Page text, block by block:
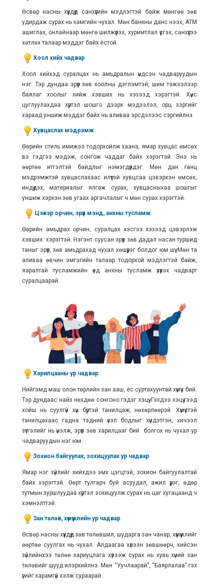
Өсвөр насны хүүхдүүд санхүүгийн мэдлэгтэй байж мөнгөө зөв
удирдаж сурах нь хамгийн чухал. Мөн банкны данс нээх, АТМ
ашиглах, онлайнаар мөнгө шилжүүлэх, хуримтлал үүсгэх, санхүүгээ
хөтлөх талаар мэддэг байх ёстой.
Хоол хийх чадвар
Хоол хийхэд суралцах нь амьдралын үндсэн чадваруудын
нэг. Тэр дундаа эрүүл зөв хоолны дэглэмтэй, шим тэжээлээр
баялаг хоолыг хийж хэвших нь хэзээд хэрэгтэй. Хүнс
цуглуулахдаа хүртэл шошго дээрх мэдээлэл, орц зэргийг
хараад уншиж мэддэг байх нь аливаа эрсдэлээс сэргийлнэ.
Хувцаслах мэдрэмж
Өөрийн стиль имижээ тодорхойлж хаана, ямар хувцас өмсөх
вэ гэдгээ мэдэж, сонгож чаддаг байх хэрэгтэй. Энэ нь
өөртөө итгэлтэй байдлыг нэмэгдүүлдэг. Мөн дан ганц
мэдрэмжтэй хувцаслахаас илүүтэй хувцсаа цэвэрхэн өмсөх,
индүүдэх, материалыг ялгаж сурах, хувцасныхаа шошгыг
уншиж хэрхэн зөв угаах аргачлалыг ч мөн сурах хэрэгтэй.
Цэвэр орчин, эрүүл мэнд, анхны тусламж
Өөрийн амьдрах орчин, суралцах хэсгээ хэзээд цэвэрлэж
хэвших хэрэгтэй. Нэгэнт суусан эрүүл зөв дадал насан туршид
таныг эрүүл, зөв амьдрахад чухал хөшүүрэг болдог юм шүү. Мөн та
аливаа өвчин эмгэгийн талаар тодорхой мэдлэгтэй байж,
яаралтай тусламжийн үед анхны тусламж үзүүлэх чадварт
суралцаарай.
Харилцааны ур чадвар
Нийгэмд маш олон төрлийн зан ааш, ёс суртахуунтай хүмүүс бий.
Тэр дундаас найз нөхдөө сонгоно гэдэг хэцүү. Гэхдээ хэцүү гээд
хойш нь суулгүй хүн бүртэй танилцаж, нөхөрлөөрэй. Хүмүүстэй
танилцахаас гадна тэдний үзэл бодлыг хүндэтгэн, хичээл
зүтгэлийг нь үнэлж, эрүүл зөв харилцааг бий болгох нь чухал ур
чадваруудын нэг юм.
Зохион байгуулах, зохицуулах ур чадвар
Ямар нэг зүйлийг хийхдээ эмх цэгцтэй, зохион байгуулалтай
байх хэрэгтэй. Өөрт тулгарч буй асуудал, ажил үүрэг, өдөр
тутмын зуршлуудаа хүртэл зохицуулж сурах нь цаг хугацаанд ч
хэмнэлттэй.
Зан төлөв, хүмүүжлийн ур чадвар
Өсвөр насны хүүхдүүд зөв төлөвшил, шударга зан чанар, хүмүүжлийг
өөртөө суулгах нь чухал. Алдаагаа хүлээн зөвшөөрч, хийсэн
зүйлийнхээ төлөө хариуцлага хүлээж сурах нь хувь хүний зан
төлөвийг шууд илэрхийлнэ. Мөн “Уучлаарай”, “Баярлалаа” гэх
үгийг харамгүй хэлж сураарай.